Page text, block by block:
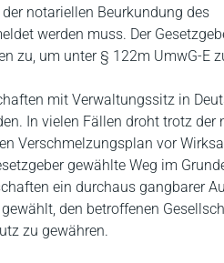
notariellen Beurkundung des
werden muss. Der
zu, um unter § 122m UmwG-E
mit Verwaltungssitz in
In vielen Fällen droht trotz der
Verschmelzungsplan vor
gewählte Weg im
ein durchaus gangbarer
den betroffenen
zu gewähren.